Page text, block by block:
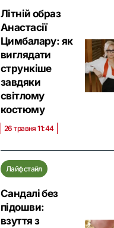
Літній образ
Анастасії
Цимбалару: як
виглядати
стрункіше
завдяки
світлому
костюму
26 травня 11:44
Лайфстайл
Сандалі без
підошви:
взуття з